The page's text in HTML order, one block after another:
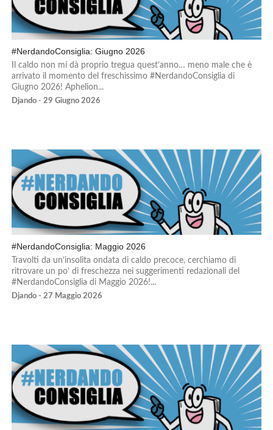
#NerdandoConsiglia: Giugno 2026
Il caldo non mi dà proprio tregua quest’anno… meno male che è
arrivato il momento del freschissimo #NerdandoConsiglia di
Giugno 2026! Aphelion...
Djando - 29 Giugno 2026
#NerdandoConsiglia: Maggio 2026
Travolti da un’insolita ondata di caldo precoce, cerchiamo di
ritrovare un po’ di freschezza nei suggerimenti redazionali del
#NerdandoConsiglia di Maggio 2026!...
Djando - 27 Maggio 2026